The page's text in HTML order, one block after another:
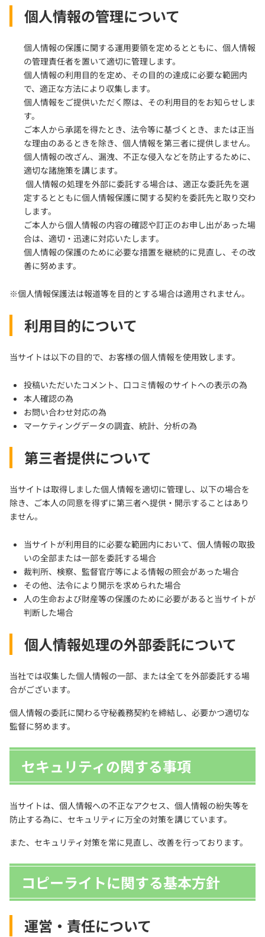
個人情報の管理について
個人情報の保護に関する運用要領を定めるとともに、個人情報
の管理責任者を置いて適切に管理します。
個人情報の利用目的を定め、その目的の達成に必要な範囲内
で、適正な方法により収集します。
個人情報をご提供いただく際は、その利用目的をお知らせしま
す。
ご本人から承諾を得たとき、法令等に基づくとき、または正当
な理由のあるときを除き、個人情報を第三者に提供しません。
個人情報の改ざん、漏洩、不正な侵入などを防止するために、
適切な諸施策を講じます。
個人情報の処理を外部に委託する場合は、適正な委託先を選
定するとともに個人情報保護に関する契約を委託先と取り交わ
します。
ご本人から個人情報の内容の確認や訂正のお申し出があった場
合は、適切・迅速に対応いたします。
個人情報の保護のために必要な措置を継続的に見直し、その改
善に努めます。
※個人情報保護法は報道等を目的とする場合は適用されません。
利用目的について
当サイトは以下の目的で、お客様の個人情報を使用致します。
投稿いただいたコメント、口コミ情報のサイトへの表示の為
本人確認の為
お問い合わせ対応の為
マーケティングデータの調査、統計、分析の為
第三者提供について
当サイトは取得しました個人情報を適切に管理し、以下の場合を
除き、ご本人の同意を得ずに第三者へ提供・開示することはあり
ません。
当サイトが利用目的に必要な範囲内において、個人情報の取扱
いの全部または一部を委託する場合
裁判所、検察、監督官庁等による情報の照会があった場合
その他、法令により開示を求められた場合
人の生命および財産等の保護のために必要があると当サイトが
判断した場合
個人情報処理の外部委託について
当社では収集した個人情報の一部、または全てを外部委託する場
合がございます。
個人情報の委託に関わる守秘義務契約を締結し、必要かつ適切な
監督に努めます。
セキュリティの関する事項
当サイトは、個人情報への不正なアクセス、個人情報の紛失等を
防止する為に、セキュリティに万全の対策を講じています。
また、セキュリティ対策を常に見直し、改善を行っております。
コピーライトに関する基本方針
運営・責任について